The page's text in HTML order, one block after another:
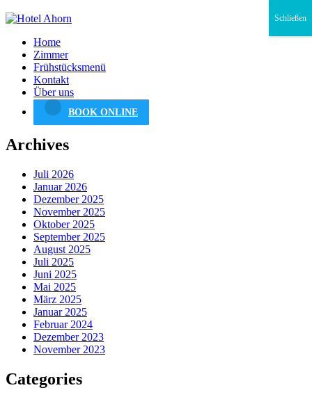
Home
Zimmer
Frühstücksmenü
Kontakt
Über uns
BOOK ONLINE
Archives
Juli 2026
Januar 2026
Dezember 2025
November 2025
Oktober 2025
September 2025
August 2025
Juli 2025
Juni 2025
Mai 2025
März 2025
Januar 2025
Februar 2024
Dezember 2023
November 2023
Categories
Schließen